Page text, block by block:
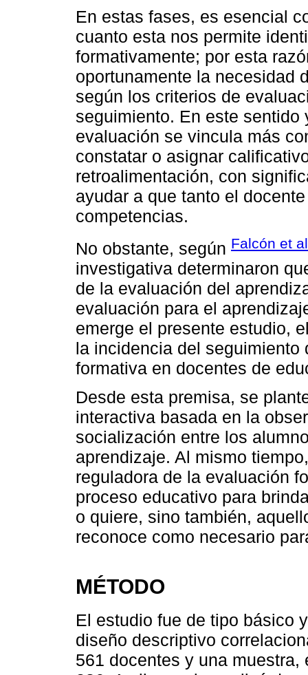
En estas fases, es esencial
cuanto esta nos permite
formativamente; por esta
oportunamente la necesidad
según los criterios de
seguimiento. En este sentido
evaluación se vincula más
constatar o asignar
retroalimentación, con
ayudar a que tanto el
competencias.
No obstante, según Falcón et
investigativa determinaron
de la evaluación del
evaluación para el
emerge el presente estudio,
la incidencia del
formativa en docentes de
Desde esta premisa, se
interactiva basada en la
socialización entre los
aprendizaje. Al mismo
reguladora de la evaluación
proceso educativo para
o quiere, sino también,
reconoce como necesario
MÉTODO
El estudio fue de tipo básico
diseño descriptivo
561 docentes y una